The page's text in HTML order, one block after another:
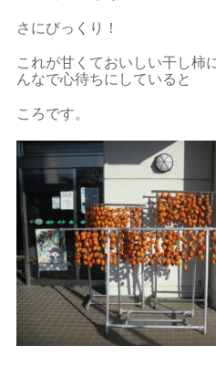
さにびっくり！
これが甘くておいしい干し柿
んなで心待ちにしていると
ころです。